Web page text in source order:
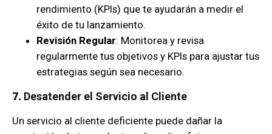
rendimiento (KPIs) que te ayudarán a medir el
éxito de tu lanzamiento.
Revisión Regular: Monitorea y revisa
regularmente tus objetivos y KPIs para ajustar tus
estrategias según sea necesario.
7. Desatender el Servicio al Cliente
Un servicio al cliente deficiente puede dañar la